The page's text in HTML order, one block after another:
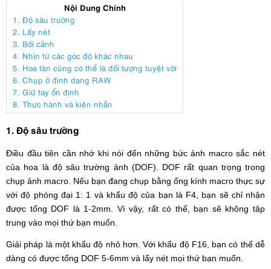
Nội Dung Chính
1. Độ sâu trường
2. Lấy nét
3. Bối cảnh
4. Nhìn từ các góc độ khác nhau
5. Hoa tàn cũng có thể là đối tượng tuyệt vời
6. Chụp ở định dạng RAW
7. Giữ tay ổn định
8. Thực hành và kiên nhẫn
1. Độ sâu trường
Điều đầu tiên cần nhớ khi nói đến những bức ảnh macro sắc nét
của hoa là độ sâu trường ảnh (DOF). DOF rất quan trọng trong
chụp ảnh macro. Nếu bạn đang chụp bằng ống kính macro thực sự
với độ phóng đại 1: 1 và khẩu độ của bạn là F4, bạn sẽ chỉ nhận
được tổng DOF là 1-2mm. Vì vậy, rất có thể, bạn sẽ không tập
trung vào mọi thứ bạn muốn.
Giải pháp là một khẩu độ nhỏ hơn. Với khẩu độ F16, bạn có thể dễ
dàng có được tổng DOF 5-6mm và lấy nét mọi thứ bạn muốn.